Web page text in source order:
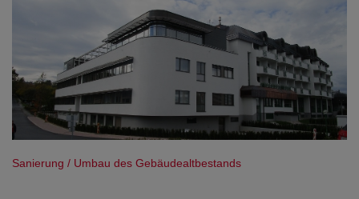
Sanierung / Umbau des Gebäudealtbestands